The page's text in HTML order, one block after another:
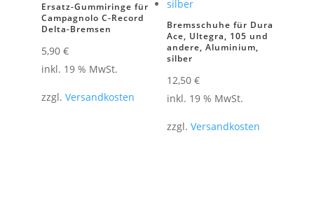
Ersatz-Gummiringe für
Campagnolo C-Record
Delta-Bremsen
5,90 €
inkl. 19 % MwSt.
zzgl. Versandkosten
Bremsschuhe für Dura
Ace, Ultegra, 105 und
andere, Aluminium,
silber
12,50 €
inkl. 19 % MwSt.
zzgl. Versandkosten